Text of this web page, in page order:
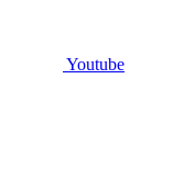
Youtube